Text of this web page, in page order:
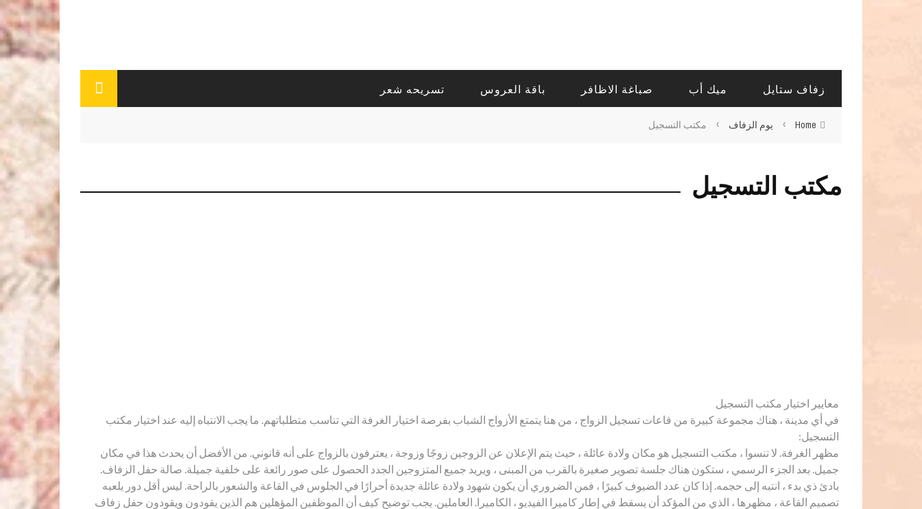
زفاف ستايل ميك أب صباغة الاظافر باقة العروس تسريحه شعر
Home
› يوم الزفاف › مكتب التسجيل
مكتب التسجيل
معايير اختيار مكتب التسجيل
في أي مدينة ، هناك مجموعة كبيرة من قاعات تسجيل الزواج ، من هنا يتمتع الأزواج الشباب بفرصة اختيار الغرفة التي تناسب متطلباتهم. ما يجب الانتباه إليه عند اختيار مكتب
التسجيل:
مظهر الغرفة. لا تنسوا ، مكتب التسجيل هو مكان ولادة عائلة ، حيث يتم الإعلان عن الزوجين زوجًا وزوجة ، يعترفون بالزواج على أنه قانوني. من الأفضل أن يحدث هذا في مكان
جميل. بعد الجزء الرسمي ، ستكون هناك جلسة تصوير صغيرة بالقرب من المبنى ، ويريد جميع المتزوجين الجدد الحصول على صور رائعة على خلفية جميلة. صالة حفل الزفاف.
بادئ ذي بدء ، انتبه إلى حجمه. إذا كان عدد الضيوف كبيرًا ، فمن الضروري أن يكون شهود ولادة عائلة جديدة أحرارًا في الجلوس في القاعة والشعور بالراحة. ليس أقل دور يلعبه
تصميم القاعة ، مظهرها ، الذي من المؤكد أن يسقط في إطار كاميرا الفيديو ، الكاميرا. العاملين. يجب توضيح كيف أن الموظفين المؤهلين هم الذين يقودون ويقودون حفل زفاف